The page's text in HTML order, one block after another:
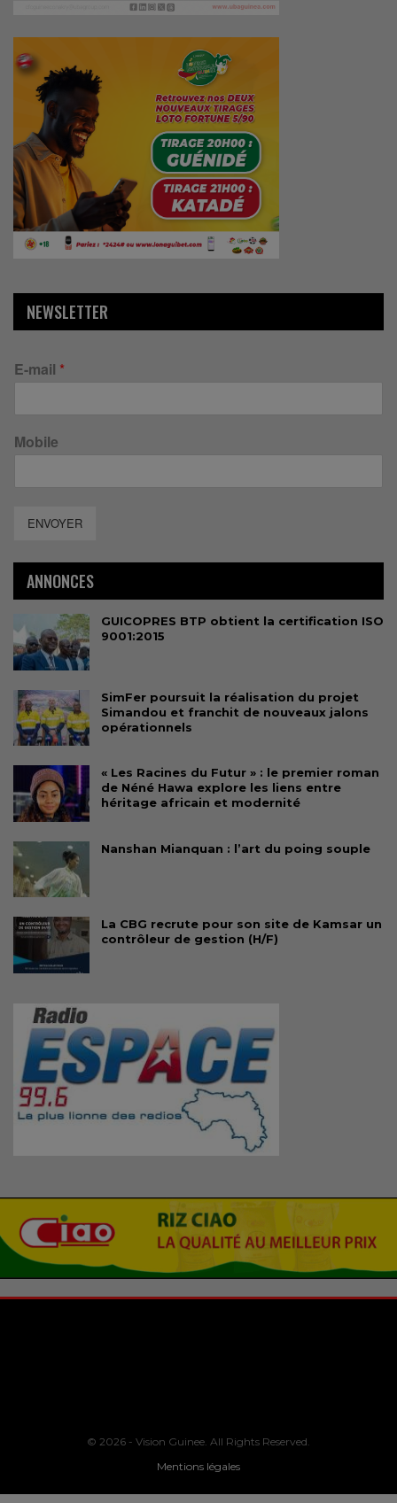
NEWSLETTER
E-mail *
Mobile
ENVOYER
ANNONCES
GUICOPRES BTP obtient la certification ISO
9001:2015
SimFer poursuit la réalisation du projet
Simandou et franchit de nouveaux jalons
opérationnels
« Les Racines du Futur » : le premier roman
de Néné Hawa explore les liens entre
héritage africain et modernité
Nanshan Mianquan : l’art du poing souple
La CBG recrute pour son site de Kamsar un
contrôleur de gestion (H/F)
© 2026 - Vision Guinee. All Rights Reserved.
Mentions légales